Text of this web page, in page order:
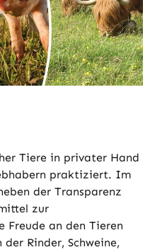
Tiere in privater Hand
praktiziert. Im
der Transparenz
zur
Freude an den Tieren
Rinder, Schweine,